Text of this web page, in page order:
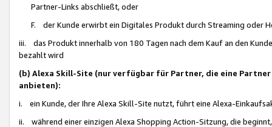
Partner-Links abschließt, oder
F. der Kunde erwirbt ein Digitales Produkt durch Streaming oder
iii. das Produkt innerhalb von 180 Tagen nach dem Kauf an den
bezahlt wird
(b) Alexa Skill-Site (nur verfügbar für Partner, die eine
anbieten):
i. ein Kunde, der Ihre Alexa Skill-Site nutzt, führt eine Alexa-
ii. während einer einzigen Alexa Shopping Action-Sitzung, die